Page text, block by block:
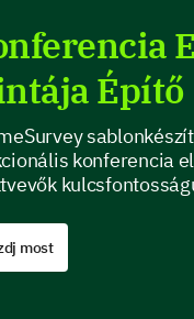
Építő
konferencia
most